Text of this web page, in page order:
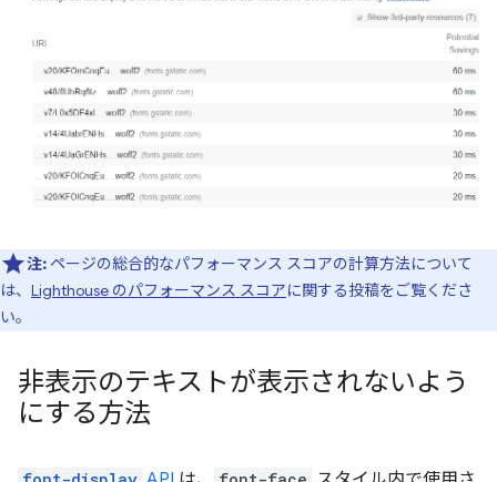
注: ページの総合的なパフォーマンス スコアの計算方法について
は、 Lighthouse のパフォーマンス スコアに関する投稿をご覧くださ
い。
非表示のテキストが表示されないよう
にする方法